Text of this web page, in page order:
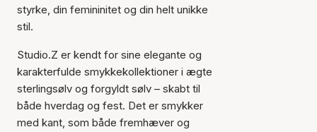
styrke, din femininitet og din helt unikke
stil.
Studio.Z er kendt for sine elegante og
karakterfulde smykkekollektioner i ægte
sterlingsølv og forgyldt sølv – skabt til
både hverdag og fest. Det er smykker
med kant, som både fremhæver og